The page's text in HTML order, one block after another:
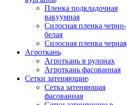
Пленка подкладочная
вакуумная
Силосная пленка черно-
белая
Силосная пленка черная
Агроткань
Агроткань в рулонах
Агроткань фасованная
Сетки затеняющие
Сетка затеняющая
фасованная